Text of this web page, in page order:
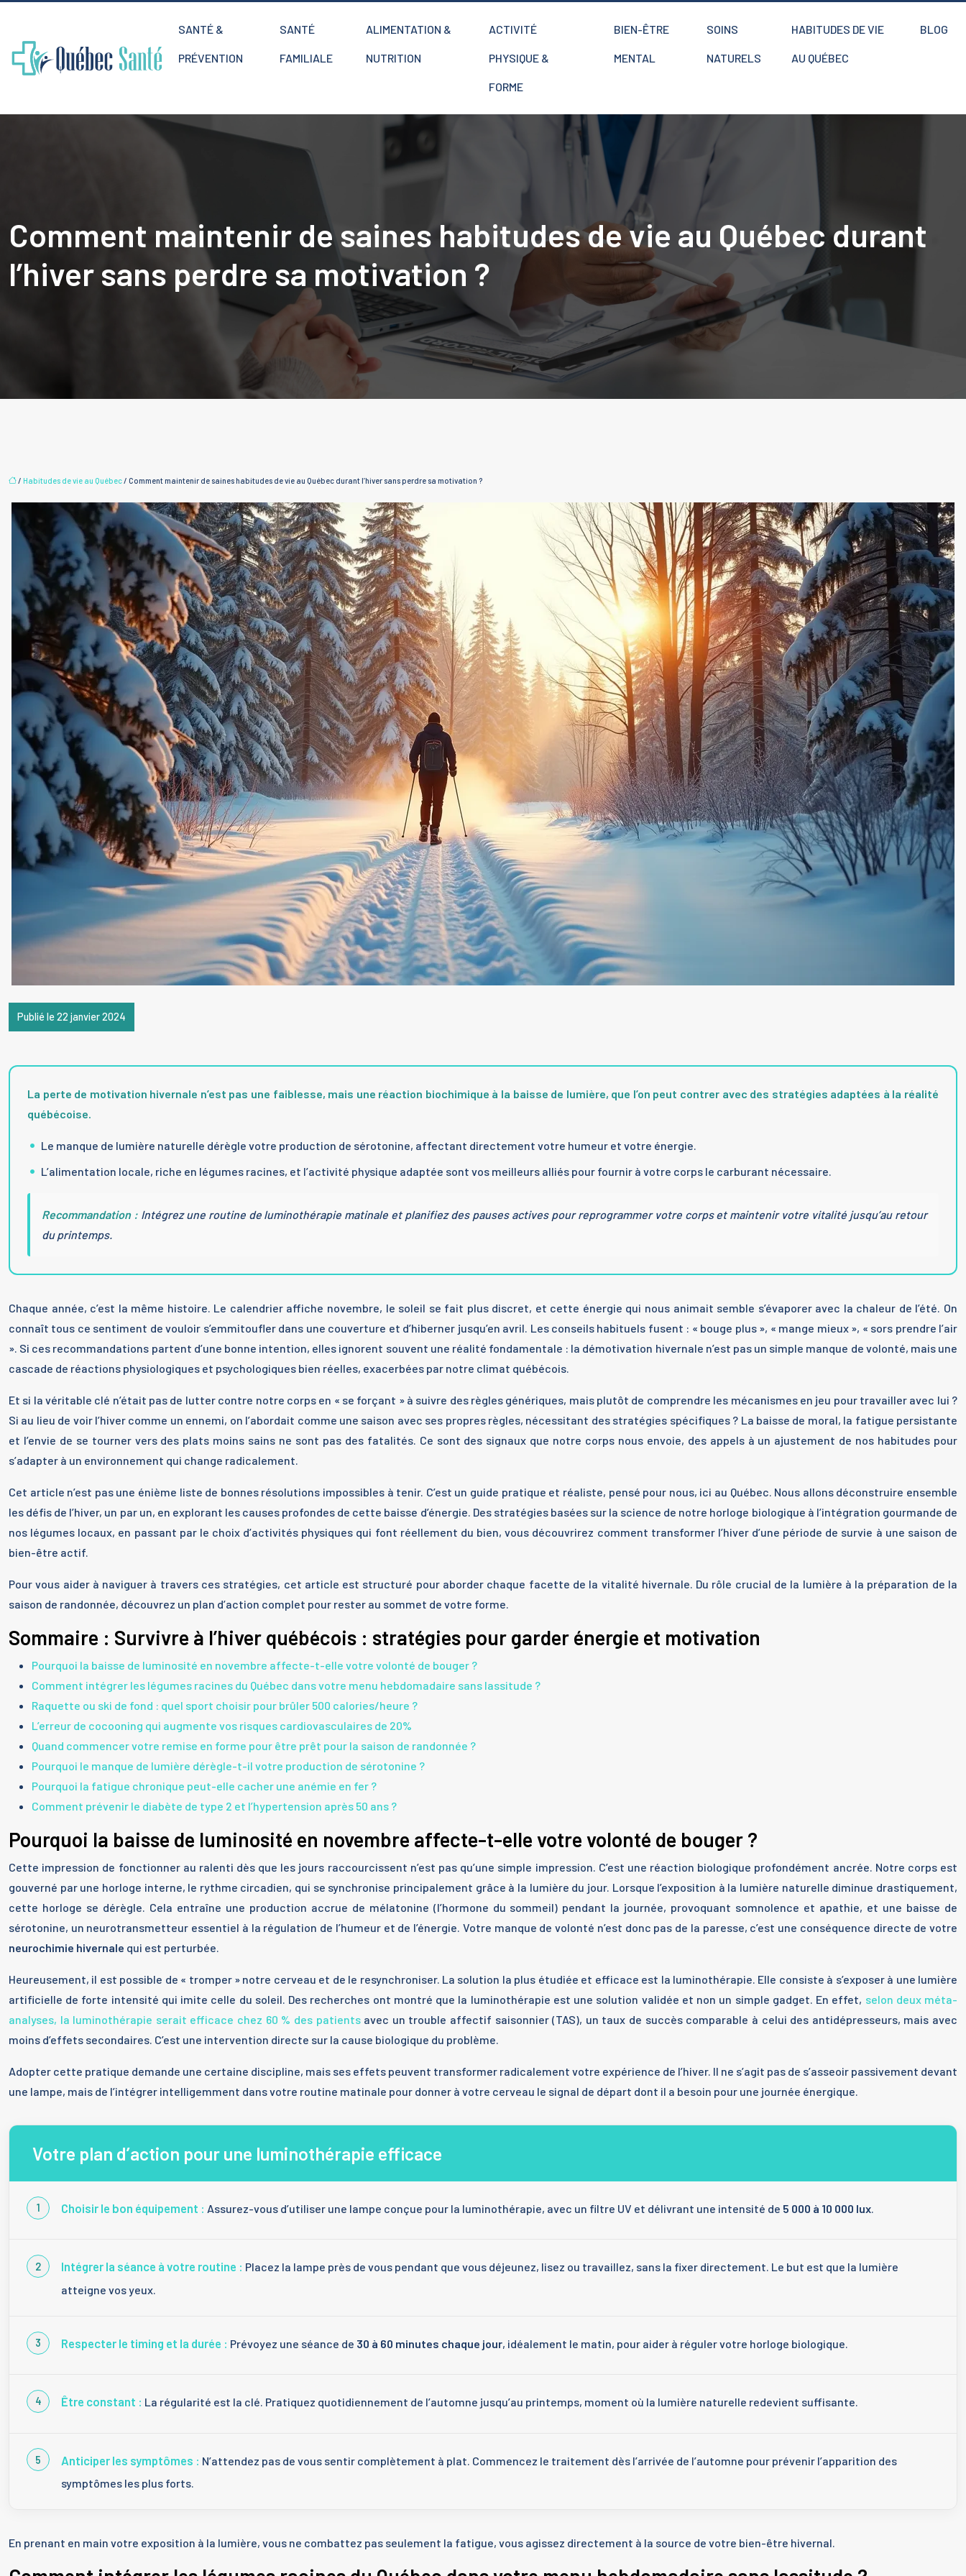
SANTÉ &
PRÉVENTION
SANTÉ
FAMILIALE
ALIMENTATION &
NUTRITION
ACTIVITÉ
PHYSIQUE &
FORME
BIEN-ÊTRE
MENTAL
SOINS
NATURELS
HABITUDES DE VIE
AU QUÉBEC
BLOG
Comment maintenir de saines habitudes de vie au Québec durant
l’hiver sans perdre sa motivation ?
/ Habitudes de vie au Québec/ Comment maintenir de saines habitudes de vie au Québec durant l’hiver sans perdre sa motivation ?
Publié le 22 janvier 2024
La perte de motivation hivernale n’est pas une faiblesse, mais une réaction biochimique à la baisse de lumière, que l’on peut contrer avec des stratégies adaptées à la réalité
québécoise.
Le manque de lumière naturelle dérègle votre production de sérotonine, affectant directement votre humeur et votre énergie.
L’alimentation locale, riche en légumes racines, et l’activité physique adaptée sont vos meilleurs alliés pour fournir à votre corps le carburant nécessaire.
Recommandation :Intégrez une routine de luminothérapie matinale et planifiez des pauses actives pour reprogrammer votre corps et maintenir votre vitalité jusqu’au retour
du printemps.
Chaque année, c’est la même histoire. Le calendrier affiche novembre, le soleil se fait plus discret, et cette énergie qui nous animait semble s’évaporer avec la chaleur de l’été. On
connaît tous ce sentiment de vouloir s’emmitoufler dans une couverture et d’hiberner jusqu’en avril. Les conseils habituels fusent : « bouge plus », « mange mieux », « sors prendre l’air
». Si ces recommandations partent d’une bonne intention, elles ignorent souvent une réalité fondamentale : la démotivation hivernale n’est pas un simple manque de volonté, mais une
cascade de réactions physiologiques et psychologiques bien réelles, exacerbées par notre climat québécois.
Et si la véritable clé n’était pas de lutter contre notre corps en « se forçant » à suivre des règles génériques, mais plutôt de comprendre les mécanismes en jeu pour travailler avec lui ?
Si au lieu de voir l’hiver comme un ennemi, on l’abordait comme une saison avec ses propres règles, nécessitant des stratégies spécifiques ? La baisse de moral, la fatigue persistante
et l’envie de se tourner vers des plats moins sains ne sont pas des fatalités. Ce sont des signaux que notre corps nous envoie, des appels à un ajustement de nos habitudes pour
s’adapter à un environnement qui change radicalement.
Cet article n’est pas une énième liste de bonnes résolutions impossibles à tenir. C’est un guide pratique et réaliste, pensé pour nous, ici au Québec. Nous allons déconstruire ensemble
les défis de l’hiver, un par un, en explorant les causes profondes de cette baisse d’énergie. Des stratégies basées sur la science de notre horloge biologique à l’intégration gourmande de
nos légumes locaux, en passant par le choix d’activités physiques qui font réellement du bien, vous découvrirez comment transformer l’hiver d’une période de survie à une saison de
bien-être actif.
Pour vous aider à naviguer à travers ces stratégies, cet article est structuré pour aborder chaque facette de la vitalité hivernale. Du rôle crucial de la lumière à la préparation de la
saison de randonnée, découvrez un plan d’action complet pour rester au sommet de votre forme.
Sommaire : Survivre à l’hiver québécois : stratégies pour garder énergie et motivation
Pourquoi la baisse de luminosité en novembre affecte-t-elle votre volonté de bouger ?
Comment intégrer les légumes racines du Québec dans votre menu hebdomadaire sans lassitude ?
Raquette ou ski de fond : quel sport choisir pour brûler 500 calories/heure ?
L’erreur de cocooning qui augmente vos risques cardiovasculaires de 20%
Quand commencer votre remise en forme pour être prêt pour la saison de randonnée ?
Pourquoi le manque de lumière dérègle-t-il votre production de sérotonine ?
Pourquoi la fatigue chronique peut-elle cacher une anémie en fer ?
Comment prévenir le diabète de type 2 et l’hypertension après 50 ans ?
Pourquoi la baisse de luminosité en novembre affecte-t-elle votre volonté de bouger ?
Cette impression de fonctionner au ralenti dès que les jours raccourcissent n’est pas qu’une simple impression. C’est une réaction biologique profondément ancrée. Notre corps est
gouverné par une horloge interne, le rythme circadien, qui se synchronise principalement grâce à la lumière du jour. Lorsque l’exposition à la lumière naturelle diminue drastiquement,
cette horloge se dérègle. Cela entraîne une production accrue de mélatonine (l’hormone du sommeil) pendant la journée, provoquant somnolence et apathie, et une baisse de
sérotonine, un neurotransmetteur essentiel à la régulation de l’humeur et de l’énergie. Votre manque de volonté n’est donc pas de la paresse, c’est une conséquence directe de votre
neurochimie hivernale qui est perturbée.
Heureusement, il est possible de « tromper » notre cerveau et de le resynchroniser. La solution la plus étudiée et efficace est la luminothérapie. Elle consiste à s’exposer à une lumière
artificielle de forte intensité qui imite celle du soleil. Des recherches ont montré que la luminothérapie est une solution validée et non un simple gadget. En effet, selon deux méta-
analyses, la luminothérapie serait efficace chez 60 % des patientsavec un trouble affectif saisonnier (TAS), un taux de succès comparable à celui des antidépresseurs, mais avec
moins d’effets secondaires. C’est une intervention directe sur la cause biologique du problème.
Adopter cette pratique demande une certaine discipline, mais ses effets peuvent transformer radicalement votre expérience de l’hiver. Il ne s’agit pas de s’asseoir passivement devant
une lampe, mais de l’intégrer intelligemment dans votre routine matinale pour donner à votre cerveau le signal de départ dont il a besoin pour une journée énergique.
Votre plan d’action pour une luminothérapie efficace
Choisir le bon équipement : Assurez-vous d’utiliser une lampe conçue pour la luminothérapie, avec un filtre UV et délivrant une intensité de 5 000 à 10 000 lux.
Intégrer la séance à votre routine : Placez la lampe près de vous pendant que vous déjeunez, lisez ou travaillez, sans la fixer directement. Le but est que la lumière
atteigne vos yeux.
Respecter le timing et la durée : Prévoyez une séance de 30 à 60 minutes chaque jour, idéalement le matin, pour aider à réguler votre horloge biologique.
Être constant : La régularité est la clé. Pratiquez quotidiennement de l’automne jusqu’au printemps, moment où la lumière naturelle redevient suffisante.
Anticiper les symptômes : N’attendez pas de vous sentir complètement à plat. Commencez le traitement dès l’arrivée de l’automne pour prévenir l’apparition des
symptômes les plus forts.
En prenant en main votre exposition à la lumière, vous ne combattez pas seulement la fatigue, vous agissez directement à la source de votre bien-être hivernal.